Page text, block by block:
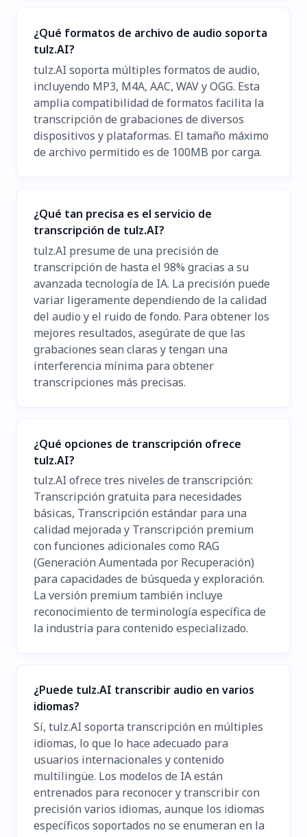
¿Qué formatos de archivo de audio soporta
tulz.AI?
tulz.AI soporta múltiples formatos de audio,
incluyendo MP3, M4A, AAC, WAV y OGG. Esta
amplia compatibilidad de formatos facilita la
transcripción de grabaciones de diversos
dispositivos y plataformas. El tamaño máximo
de archivo permitido es de 100MB por carga.
¿Qué tan precisa es el servicio de
transcripción de tulz.AI?
tulz.AI presume de una precisión de
transcripción de hasta el 98% gracias a su
avanzada tecnología de IA. La precisión puede
variar ligeramente dependiendo de la calidad
del audio y el ruido de fondo. Para obtener los
mejores resultados, asegúrate de que las
grabaciones sean claras y tengan una
interferencia mínima para obtener
transcripciones más precisas.
¿Qué opciones de transcripción ofrece
tulz.AI?
tulz.AI ofrece tres niveles de transcripción:
Transcripción gratuita para necesidades
básicas, Transcripción estándar para una
calidad mejorada y Transcripción premium
con funciones adicionales como RAG
(Generación Aumentada por Recuperación)
para capacidades de búsqueda y exploración.
La versión premium también incluye
reconocimiento de terminología específica de
la industria para contenido especializado.
¿Puede tulz.AI transcribir audio en varios
idiomas?
Sí, tulz.AI soporta transcripción en múltiples
idiomas, lo que lo hace adecuado para
usuarios internacionales y contenido
multilingüe. Los modelos de IA están
entrenados para reconocer y transcribir con
precisión varios idiomas, aunque los idiomas
específicos soportados no se enumeran en la